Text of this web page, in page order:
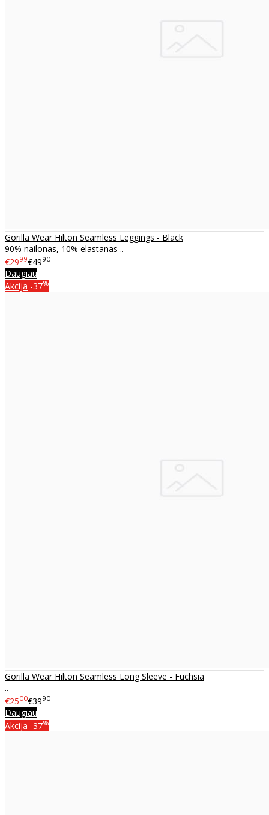
Gorilla Wear Hilton Seamless Leggings - Black
90% nailonas, 10% elastanas ..
€2999€4990
Daugiau
Akcija -37%
Gorilla Wear Hilton Seamless Long Sleeve - Fuchsia
..
€2500€3990
Daugiau
Akcija -37%